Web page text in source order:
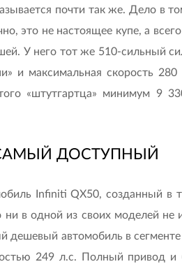
почти так же. Дело в
это не настоящее купе, а
У него тот же 510-сильный
и максимальная скорость 280
«штутгартца» минимум 9
ДОСТУПНЫЙ
Infiniti QX50, созданный в
в одной из своих моделей не
автомобиль в
249 л.с. Полный привод и